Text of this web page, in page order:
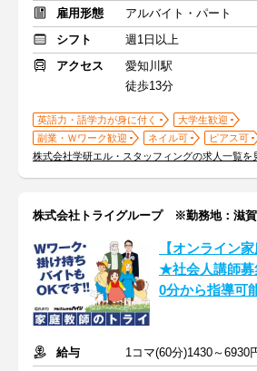
雇用形態
アルバイト・パート
シフト
週1日以上
アクセス
愛知川駅
徒歩13分
英語力・語学力が身に付く
大学生歓迎
副業・Ｗワーク歓迎
ネイル可
ピアス可
株式会社学研エル・スタッフィングの求人一覧を
株式会社トライグループ ※勤務地：滋
【オンライン
★社会人講師
0分から指導可
給与
1コマ(60分)1430～6930